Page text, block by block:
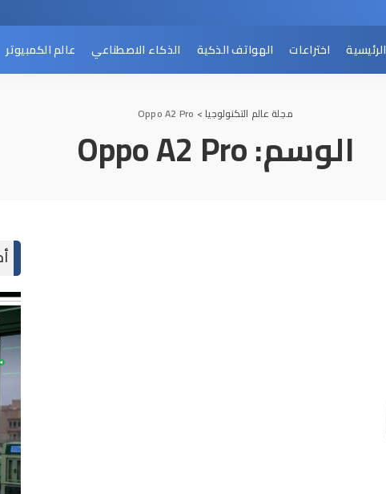
الرئيسية اختراعات الهواتف الذكية الذكاء الاصطناعي عالم الكمبيوتر
مجلة عالم التكنولوجيا>
Oppo A2 Pro
الوسم:Oppo A2 Pro